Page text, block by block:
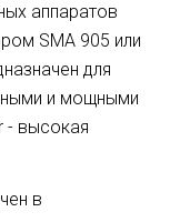
аппаратов
SMA 905 или
для
и мощными
- высокая
в